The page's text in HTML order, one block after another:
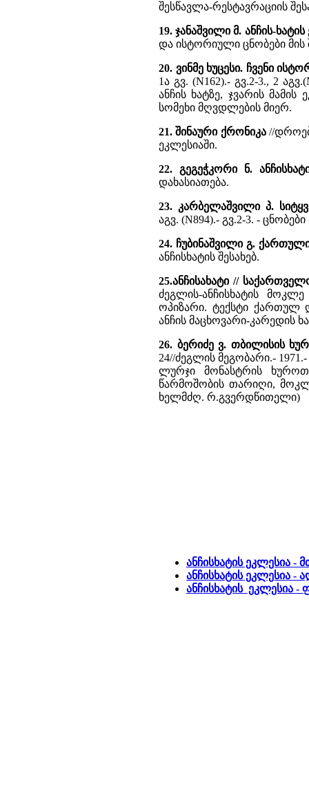
შესწავლა-რესტავრაციის
19. ჯანაშვილი მ. ანჩის-
და ისტორიული ცნობები მის
20. ვინმე ხუცესი. ჩვენი
1ა გვ. (N162).- გვ.2-3., 2
ანჩის ხატზე, ჯვარის მამის
სომეხი მღვდლების მიერ.
21. შინაური ქრონიკა//
ეკლესიაში.
22. გეგეჭკორი ნ.
დახასიათება.
23. კარბელაშვილი პ.
აგვ. (N894).- გვ.2-3. - ცნობები
24. ჩუბინაშვილი გ.
ანჩისხატის შესახებ.
25.ანჩისახატი //
ძეგლის-ანჩისხატის
ოპიზარი. ტექსტი ქართულ
ანჩის მაცხოვარი-კარედის
26. ბერიძე ვ. თბილისის
24//ძეგლის მეგობარი.-
ლურჯი მონასტრის
წარმოშობის თარიღი,
ხელმძღ. რ.გვერდწითელი)
ანჩისხატის ეკლესია -
ანჩისხატის ეკლესია -
ანჩისხატის ეკლესია